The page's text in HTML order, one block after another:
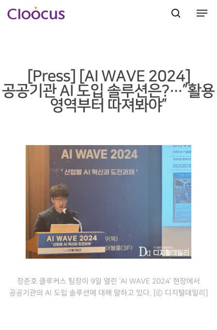
[Press] [AI WAVE 2024]
공공기관 AI 도입 솔루션은?…”활용
영역부터 따져봐야”
장준호 클루커스 팀장이 9일 열린 ‘AI WAVE 2024’ 현장에서
공공기관의 AI 도입 솔루션에 대해 말하고 있다. [ⓒ 디지털데일리]